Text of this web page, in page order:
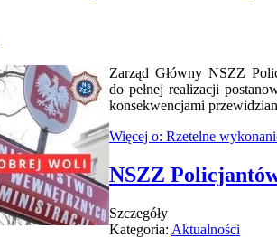
Zarząd Główny NSZZ
do pełnej realizacji
konsekwencjami
Więcej o: Rzetelne
NSZZ
Szczegóły
Kategoria: Aktualności